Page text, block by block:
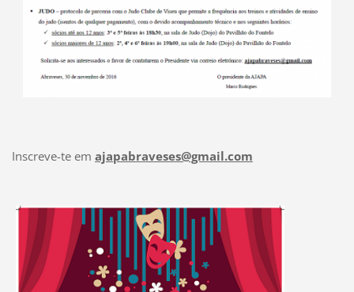
Inscreve-te em ajapabraveses@gmail.com